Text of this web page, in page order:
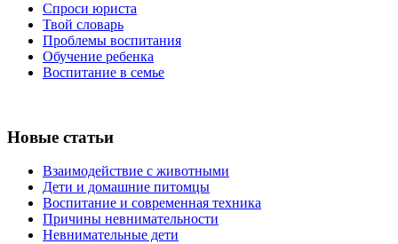
Спроси юриста
Твой словарь
Проблемы воспитания
Обучение ребенка
Воспитание в семье
Новые статьи
Взаимодействие с животными
Дети и домашние питомцы
Воспитание и современная техника
Причины невнимательности
Невнимательные дети